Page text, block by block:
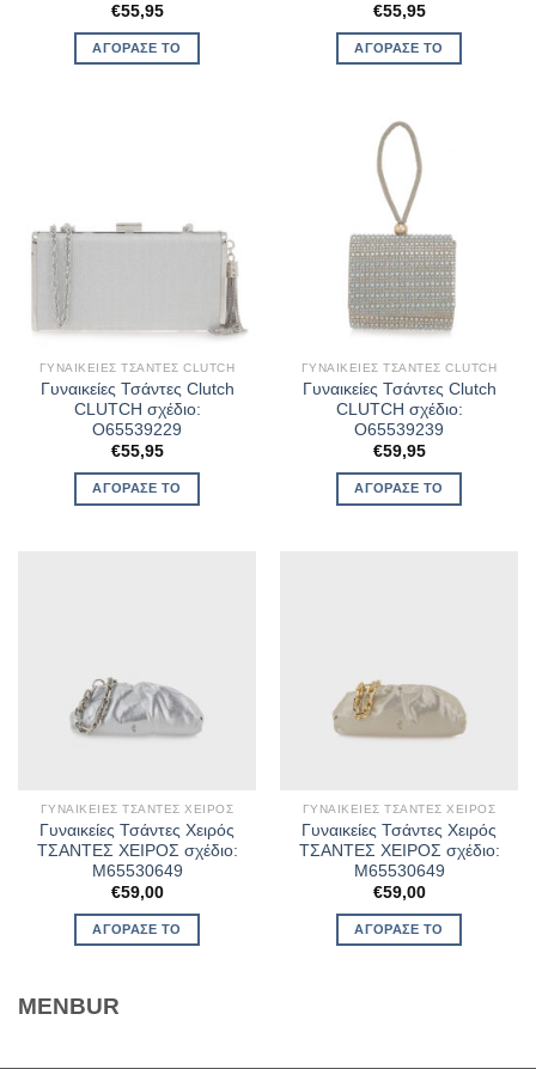
€55,95
ΑΓΌΡΑΣΈ ΤΟ
€55,95
ΑΓΌΡΑΣΈ ΤΟ
ΓΥΝΑΙΚΕΊΕΣ ΤΣΆΝΤΕΣ CLUTCH
Γυναικείες Τσάντες Clutch
CLUTCH σχέδιο:
O65539229
€55,95
ΑΓΌΡΑΣΈ ΤΟ
ΓΥΝΑΙΚΕΊΕΣ ΤΣΆΝΤΕΣ CLUTCH
Γυναικείες Τσάντες Clutch
CLUTCH σχέδιο:
O65539239
€59,95
ΑΓΌΡΑΣΈ ΤΟ
ΓΥΝΑΙΚΕΊΕΣ ΤΣΆΝΤΕΣ ΧΕΙΡΌΣ
Γυναικείες Τσάντες Χειρός
ΤΣΑΝΤΕΣ ΧΕΙΡΟΣ σχέδιο:
M65530649
€59,00
ΑΓΌΡΑΣΈ ΤΟ
ΓΥΝΑΙΚΕΊΕΣ ΤΣΆΝΤΕΣ ΧΕΙΡΌΣ
Γυναικείες Τσάντες Χειρός
ΤΣΑΝΤΕΣ ΧΕΙΡΟΣ σχέδιο:
M65530649
€59,00
ΑΓΌΡΑΣΈ ΤΟ
MENBUR